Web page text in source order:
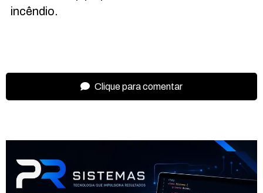
incêndio.
Clique para comentar